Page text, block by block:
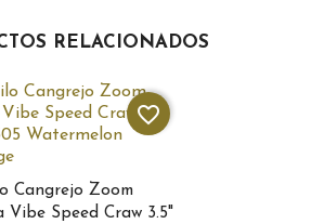
RELACIONADOS
Cangrejo Zoom
Vibe Speed Craw 3.5"
favorite_border